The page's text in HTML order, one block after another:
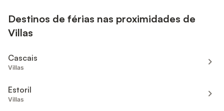
Destinos de férias nas proximidades de
Villas
Cascais
Villas
Estoril
Villas